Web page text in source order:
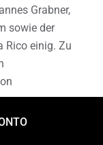
Grabner,
sowie der
Rico einig. Zu
und